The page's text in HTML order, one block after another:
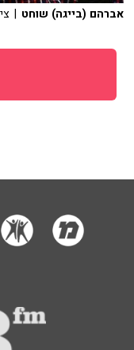
אברהם (בייגה) שוחט |